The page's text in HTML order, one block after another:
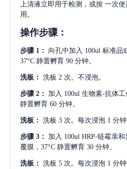
上清液立即用于检测，或按 一次使
用。
操作步骤：
步骤 1： 向孔中加入 100ul 标准品
37°C 静置孵育 90 分钟。
洗板： 洗板 2 次。不浸泡。
步骤 2： 加入 100ul 生物素-抗体
静置孵育 60 分钟。
洗板： 洗板 3 次。每次浸泡 1 分钟
步骤 3： 加入 100ul HRP-链霉亲
覆膜，37°C 静置孵育 30 分钟。
洗板： 洗板 5 次。每次浸泡 1 分钟